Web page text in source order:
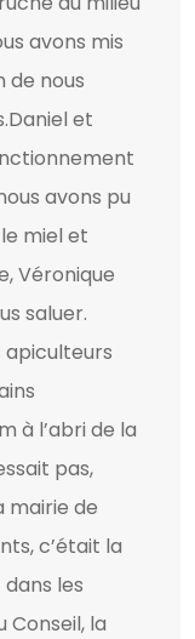
avons mis
de nous
et
avons pu
miel et
Véronique
saluer.
apiculteurs
à l’abri de la
pas,
mairie de
c’était la
les
Conseil, la